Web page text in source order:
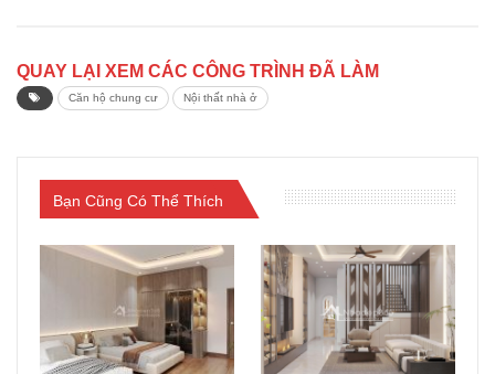
QUAY LẠI XEM CÁC CÔNG TRÌNH ĐÃ LÀM
Căn hộ chung cư Nội thất nhà ở
Bạn Cũng Có Thể Thích